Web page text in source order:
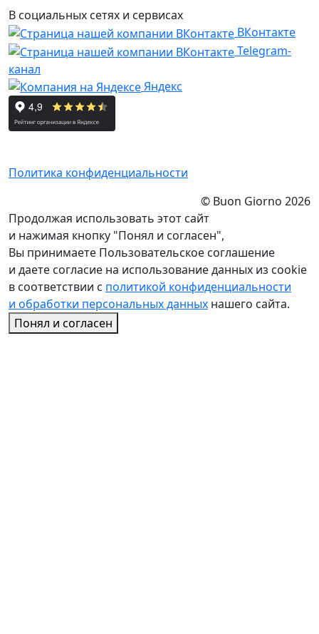
В социальных сетях и сервисах
ВКонтакте
Telegram-
канал
Яндекс
Политика конфиденциальности
© Buon Giorno 2026
Продолжая использовать этот сайт
и нажимая кнопку "Понял и согласен",
Вы принимаете Пользовательское соглашение
и даете согласие на использование данных из cookie
в соответствии с политикой конфиденциальности
и обработки персональных данных нашего сайта.
Понял и согласен